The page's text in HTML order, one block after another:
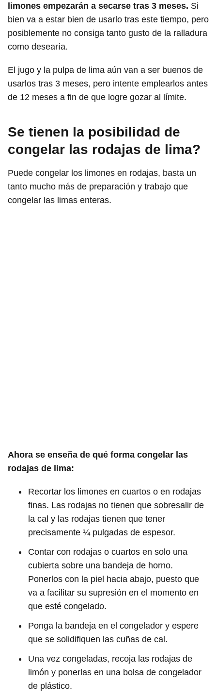
limones empezarán a secarse tras 3 meses. Si
bien va a estar bien de usarlo tras este tiempo, pero
posiblemente no consiga tanto gusto de la ralladura
como desearía.
El jugo y la pulpa de lima aún van a ser buenos de
usarlos tras 3 meses, pero intente emplearlos antes
de 12 meses a fin de que logre gozar al límite.
Se tienen la posibilidad de
congelar las rodajas de lima?
Puede congelar los limones en rodajas, basta un
tanto mucho más de preparación y trabajo que
congelar las limas enteras.
Ahora se enseña de qué forma congelar las
rodajas de lima:
Recortar los limones en cuartos o en rodajas
finas. Las rodajas no tienen que sobresalir de
la cal y las rodajas tienen que tener
precisamente ¼ pulgadas de espesor.
Contar con rodajas o cuartos en solo una
cubierta sobre una bandeja de horno.
Ponerlos con la piel hacia abajo, puesto que
va a facilitar su supresión en el momento en
que esté congelado.
Ponga la bandeja en el congelador y espere
que se solidifiquen las cuñas de cal.
Una vez congeladas, recoja las rodajas de
limón y ponerlas en una bolsa de congelador
de plástico.